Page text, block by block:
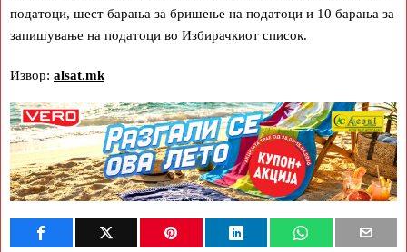
податоци, шест барања за бришење на податоци и 10 барања за
запишување на податоци во Избирачкиот список.
Извор: alsat.mk